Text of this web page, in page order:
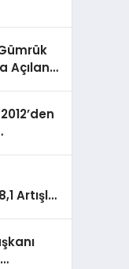
Açılan
Artışla